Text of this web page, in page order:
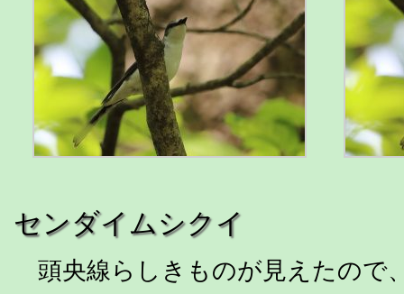
センダイムシクイ
頭央線らしきものが見えたので